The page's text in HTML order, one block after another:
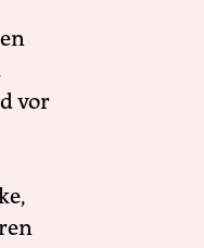
vor